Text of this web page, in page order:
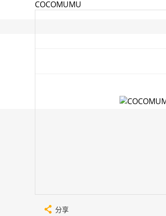
COCOMUMU
分享